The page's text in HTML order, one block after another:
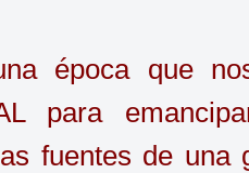
época que
para
fuentes de una